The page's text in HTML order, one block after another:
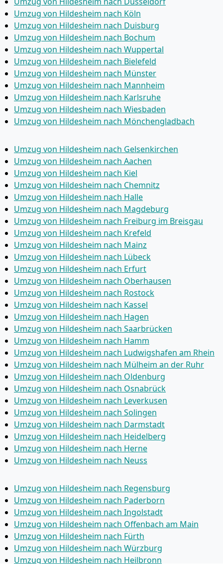
Umzug von Hildesheim nach Köln
Umzug von Hildesheim nach Duisburg
Umzug von Hildesheim nach Bochum
Umzug von Hildesheim nach Wuppertal
Umzug von Hildesheim nach Bielefeld
Umzug von Hildesheim nach Münster
Umzug von Hildesheim nach Mannheim
Umzug von Hildesheim nach Karlsruhe
Umzug von Hildesheim nach Wiesbaden
Umzug von Hildesheim nach Mönchen­gladbach
Umzug von Hildesheim nach Gelsenkirchen
Umzug von Hildesheim nach Aachen
Umzug von Hildesheim nach Kiel
Umzug von Hildesheim nach Chemnitz
Umzug von Hildesheim nach Halle
Umzug von Hildesheim nach Magdeburg
Umzug von Hildesheim nach Freiburg im Breisgau
Umzug von Hildesheim nach Krefeld
Umzug von Hildesheim nach Mainz
Umzug von Hildesheim nach Lübeck
Umzug von Hildesheim nach Erfurt
Umzug von Hildesheim nach Oberhausen
Umzug von Hildesheim nach Rostock
Umzug von Hildesheim nach Kassel
Umzug von Hildesheim nach Hagen
Umzug von Hildesheim nach Saarbrücken
Umzug von Hildesheim nach Hamm
Umzug von Hildesheim nach Ludwigshafen am Rhein
Umzug von Hildesheim nach Mülheim an der Ruhr
Umzug von Hildesheim nach Oldenburg
Umzug von Hildesheim nach Osnabrück
Umzug von Hildesheim nach Leverkusen
Umzug von Hildesheim nach Solingen
Umzug von Hildesheim nach Darmstadt
Umzug von Hildesheim nach Heidelberg
Umzug von Hildesheim nach Herne
Umzug von Hildesheim nach Neuss
Umzug von Hildesheim nach Regensburg
Umzug von Hildesheim nach Paderborn
Umzug von Hildesheim nach Ingolstadt
Umzug von Hildesheim nach Offenbach am Main
Umzug von Hildesheim nach Fürth
Umzug von Hildesheim nach Würzburg
Umzug von Hildesheim nach Heilbronn